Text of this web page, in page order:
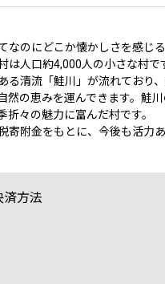
なのにどこか懐かしさを感じ
人口約4,000人の小さな村で
る清流「鮭川」が流れており
然の恵みを運んできます。鮭
々の魅力に富んだ村です。
附金をもとに、今後も活力
済方法